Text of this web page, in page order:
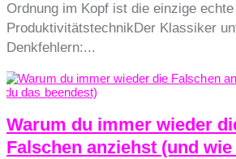
Ordnung im Kopf ist die einzige echte
ProduktivitätstechnikDer Klassiker
Denkfehlern:...
Warum du immer wieder
Falschen anziehst (und